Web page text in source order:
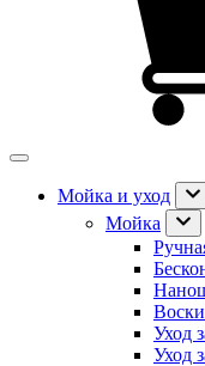
Мойка и уход
Мойка
Уход
Уход